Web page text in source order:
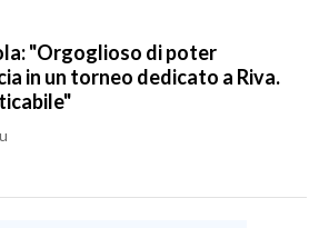
"Orgoglioso di poter
in un torneo dedicato a Riva.